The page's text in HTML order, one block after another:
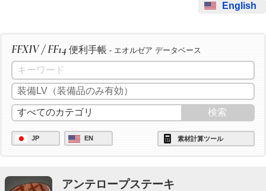
English
FFXIV / FF14 便利手帳 - エオルゼア データベース
JP EN 素材計算ツール
アンテロープステーキ